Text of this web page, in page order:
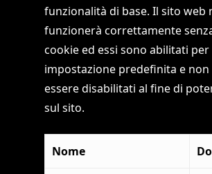
funzionalità di base. Il sito web
funzionerà correttamente
cookie ed essi sono abilitati per
impostazione predefinita e non
essere disabilitati al fine di
sul sito.
Nome